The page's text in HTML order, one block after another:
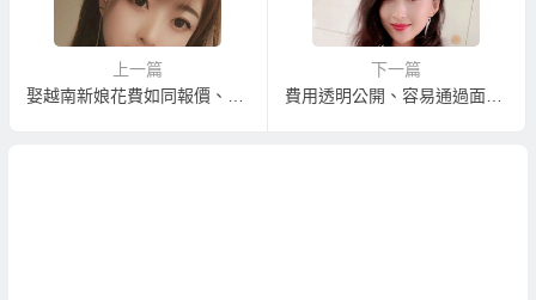
上一篇
下一篇
費用透明公開、容易通過面談的越南新娘介紹服務